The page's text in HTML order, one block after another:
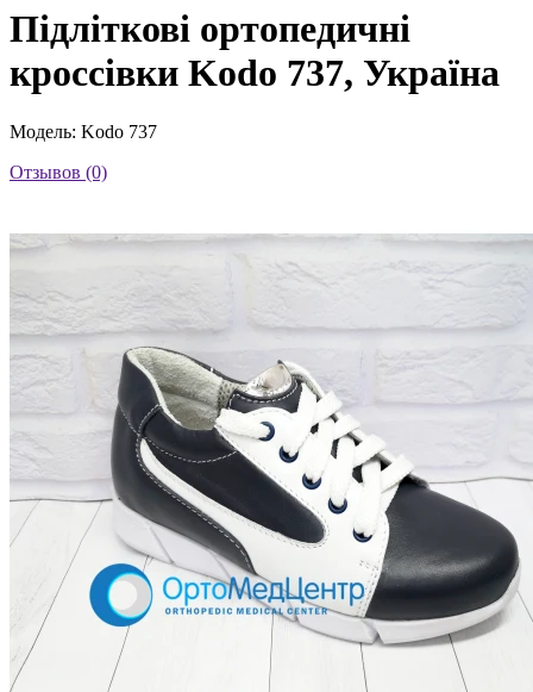
Підліткові ортопедичні
кроссівки Kodo 737, Україна
Модель: Kodo 737
Отзывов (0)